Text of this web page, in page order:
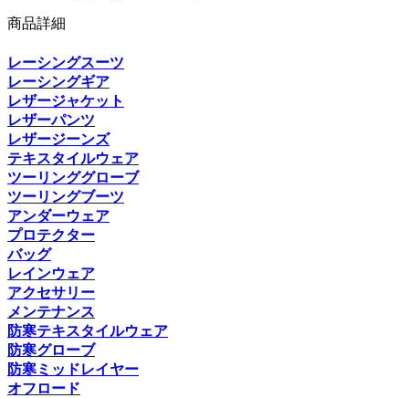
商品詳細
レーシングスーツ
レーシングギア
レザージャケット
レザーパンツ
レザージーンズ
テキスタイルウェア
ツーリンググローブ
ツーリングブーツ
アンダーウェア
プロテクター
バッグ
レインウェア
アクセサリー
メンテナンス
防寒テキスタイルウェア
防寒グローブ
防寒ミッドレイヤー
オフロード